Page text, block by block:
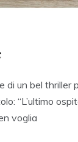
di un bel thriller
“L’ultimo
voglia